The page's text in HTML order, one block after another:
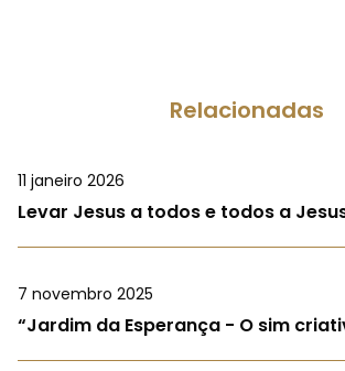
Relacionadas
11 janeiro 2026
Levar Jesus a todos e todos a
7 novembro 2025
“Jardim da Esperança - O sim